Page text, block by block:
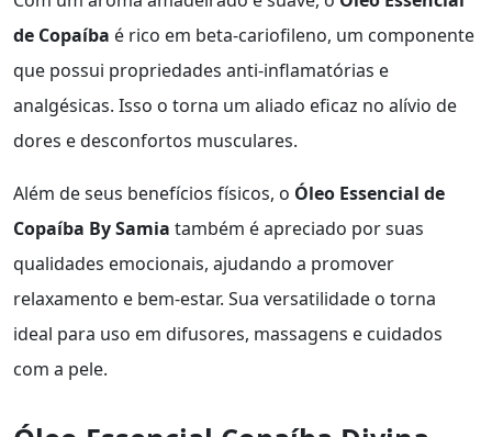
de Copaíba é rico em beta-cariofileno, um componente
que possui propriedades anti-inflamatórias e
analgésicas. Isso o torna um aliado eficaz no alívio de
dores e desconfortos musculares.
Além de seus benefícios físicos, o Óleo Essencial de
Copaíba By Samia também é apreciado por suas
qualidades emocionais, ajudando a promover
relaxamento e bem-estar. Sua versatilidade o torna
ideal para uso em difusores, massagens e cuidados
com a pele.